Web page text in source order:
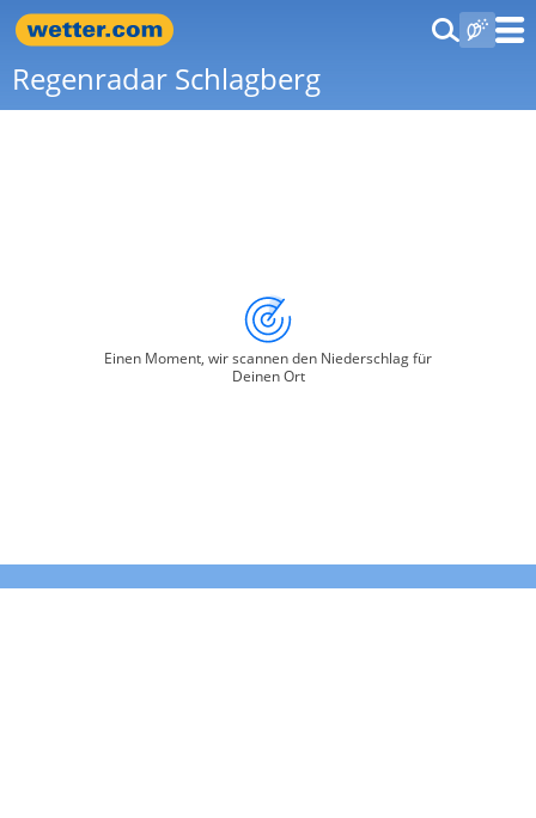
Regenradar Schlagberg
Einen Moment, wir scannen den Niederschlag für
Deinen Ort